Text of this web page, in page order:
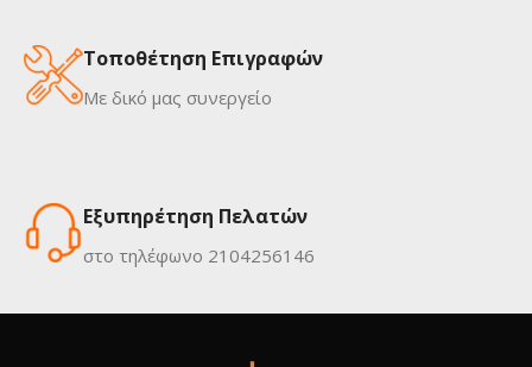
Τοποθέτηση Επιγραφών
Με δικό μας συνεργείο
Εξυπηρέτηση Πελατών
στο τηλέφωνο 2104256146